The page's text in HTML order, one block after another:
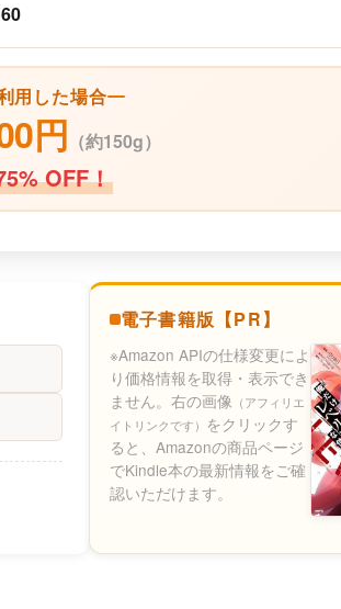
用した場合
円 （約150g）
OFF！
電子書籍版【PR】
※Amazon APIの仕様変更によ
り価格情報を取得・表示でき
ません。右の画像 （アフィリエ
イトリンクです） をクリックす
ると、Amazonの商品ページ
でKindle本の最新情報をご確
認いただけます。